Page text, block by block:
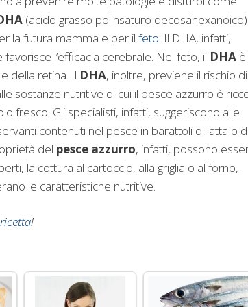
(acido grasso polinsaturo
la futura mamma e per il feto. Il DHA, infatti,
l’efficacia cerebrale. Nel feto, il DHA è
della retina. Il DHA, inoltre, previene il rischio di
sostanze nutritive di cui il pesce azzurro è
fresco. Gli specialisti, infatti, suggeriscono alle
contenuti nel pesce in barattoli di latta o
del pesce azzurro, infatti, possono
la cottura al cartoccio, alla griglia o al forno,
le caratteristiche nutritive.
ricetta!